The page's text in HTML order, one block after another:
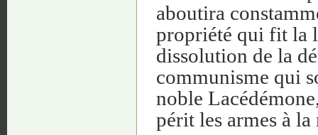
aboutira
propriété qui fit la
dissolution de la
communisme qui
noble
périt les armes à la